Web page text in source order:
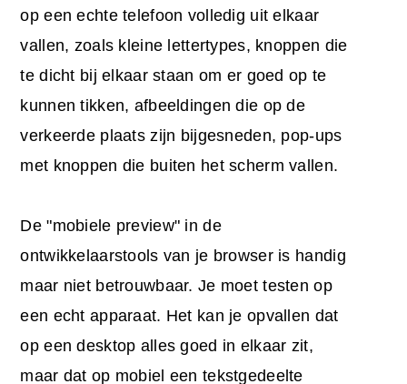
op een echte telefoon volledig uit elkaar
vallen, zoals kleine lettertypes, knoppen die
te dicht bij elkaar staan om er goed op te
kunnen tikken, afbeeldingen die op de
verkeerde plaats zijn bijgesneden, pop-ups
met knoppen die buiten het scherm vallen.
De "mobiele preview" in de
ontwikkelaarstools van je browser is handig
maar niet betrouwbaar. Je moet testen op
een echt apparaat. Het kan je opvallen dat
op een desktop alles goed in elkaar zit,
maar dat op mobiel een tekstgedeelte